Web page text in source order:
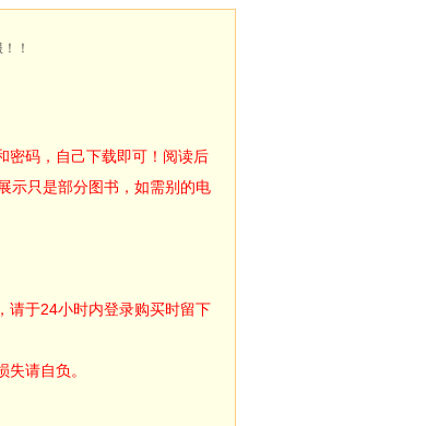
！
密码，自己下载即可！阅读后
示只是部分图书，如需别的电
请于24小时内登录购买时留下
请自负。